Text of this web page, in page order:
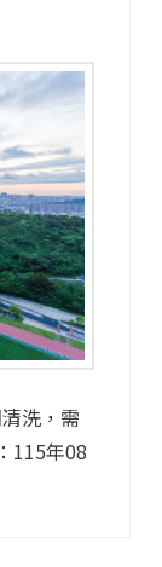
洗，需
115年08